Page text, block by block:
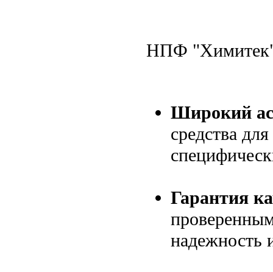
НПФ "Химитек"
Широкий
средства
Гарантия
надежность